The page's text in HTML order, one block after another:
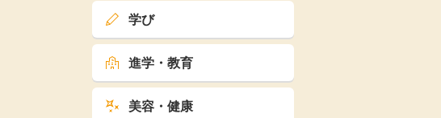
学び
進学・教育
美容・健康